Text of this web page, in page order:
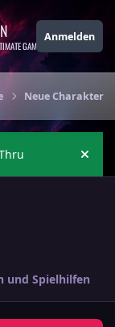
GAMING THEME
Anmelden
Neue
und Spielhilfen